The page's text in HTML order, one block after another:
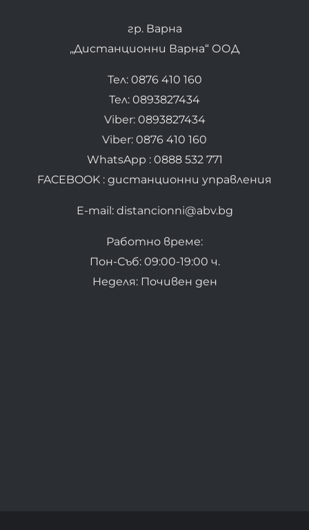
гр. Варна
„Дистанционни Варна“ ООД
Тел: 0876 410 160
Тел: 0893827434
Viber: 0893827434
Viber: 0876 410 160
WhatsApp : 0888 532 771
FACEBOOK : дистанционни управления
E-mail: distancionni@abv.bg
Работно време:
Пон-Съб: 09:00-19:00 ч.
Неделя: Почивен ден